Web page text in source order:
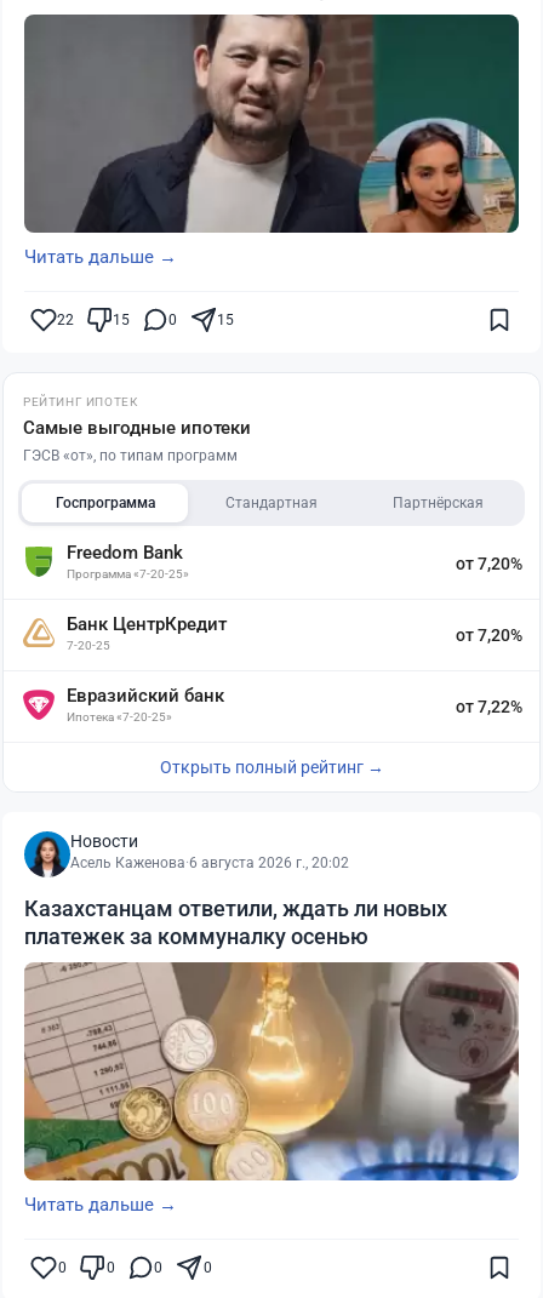
Читать дальше →
22 15 0 15
РЕЙТИНГ ИПОТЕК
Самые выгодные ипотеки
ГЭСВ «от», по типам программ
Госпрограмма Стандартная Партнёрская
Freedom Bank
Программа «7-20-25»
от 7,20%
Банк ЦентрКредит
7-20-25
от 7,20%
Евразийский банк
Ипотека «7-20-25»
от 7,22%
Открыть полный рейтинг →
Новости
Асель Каженова·6 августа 2026 г., 20:02
Казахстанцам ответили, ждать ли новых
платежек за коммуналку осенью
Читать дальше →
0 0 0 0